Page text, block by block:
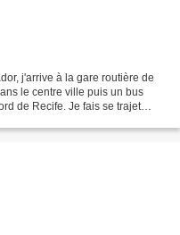
j'arrive à la gare routière de
le centre ville puis un bus
de Recife. Je fais se trajet